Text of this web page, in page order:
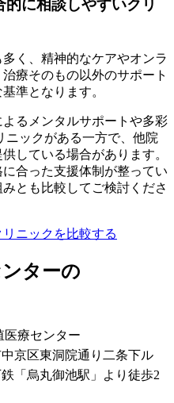
に相談しやすいクリ
く、精神的なケアやオンラ
療そのもの以外のサポート
準となります。
るメンタルサポートや多彩
ニックがある一方で、他院
している場合があります。
合った支援体制が整ってい
とも比較してご検討くださ
ニックを比較する
ターの
医療センター
京区東洞院通り二条下ル
「烏丸御池駅」より徒歩2